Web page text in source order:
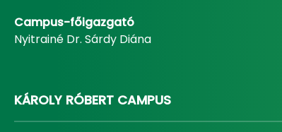
Campus-főigazgató
Nyitrainé Dr. Sárdy Diána
KÁROLY RÓBERT CAMPUS